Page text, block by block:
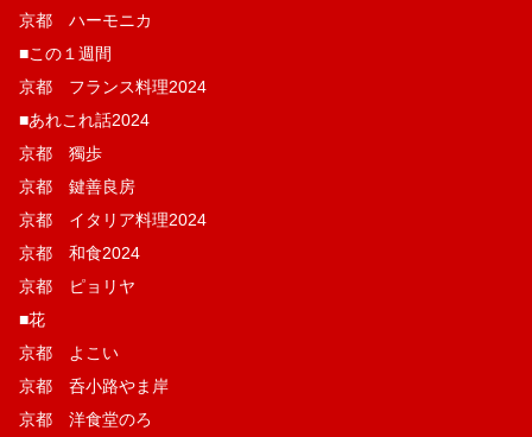
京都 ハーモニカ
■この１週間
京都 フランス料理2024
■あれこれ話2024
京都 獨歩
京都 鍵善良房
京都 イタリア料理2024
京都 和食2024
京都 ピョリヤ
■花
京都 よこい
京都 呑小路やま岸
京都 洋食堂のろ